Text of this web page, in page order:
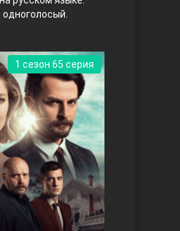
холм
1 сезон 65 серия